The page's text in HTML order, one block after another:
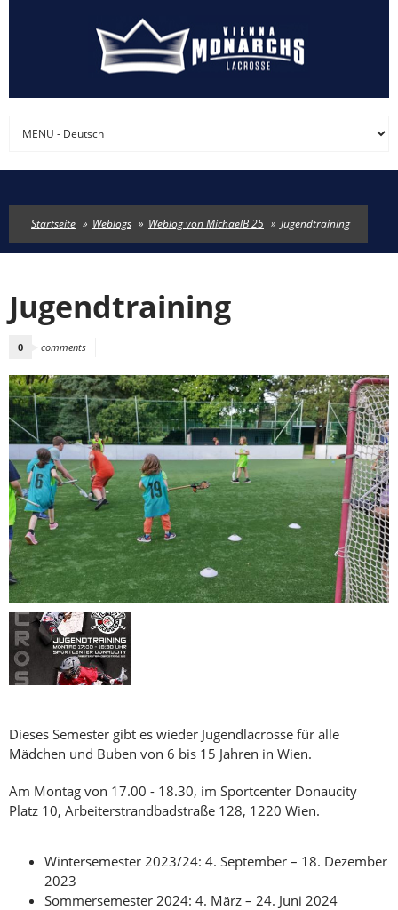
Startseite » Weblogs » Weblog von MichaelB 25 » Jugendtraining
Jugendtraining
0 comments
Dieses Semester gibt es wieder Jugendlacrosse für alle
Mädchen und Buben von 6 bis 15 Jahren in Wien.
Am Montag von 17.00 - 18.30, im Sportcenter Donaucity
Platz 10, Arbeiterstrandbadstraße 128, 1220 Wien.
Wintersemester 2023/24: 4. September – 18. Dezember
2023
Sommersemester 2024: 4. März – 24. Juni 2024